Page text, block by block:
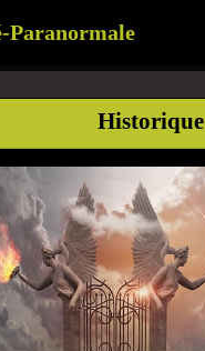
Paranormale
Historique